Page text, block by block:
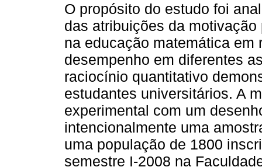
O propósito do estudo foi
das atribuições da
na educação matemática em
desempenho em diferentes
raciocínio quantitativo
estudantes universitários. A
experimental com um
intencionalmente uma
uma população de 1800
semestre I-2008 na